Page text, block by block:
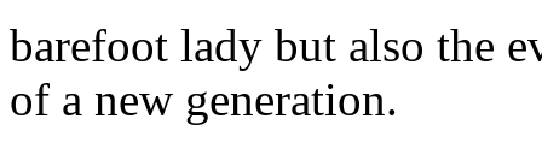
barefoot lady but also the
of a new generation.